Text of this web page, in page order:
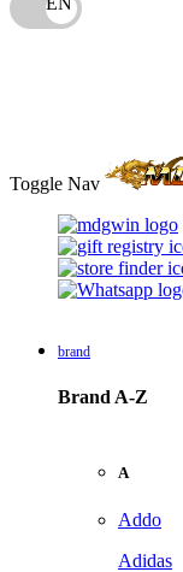
Toggle Nav
brand
Brand A-Z
A
Addo
Adidas